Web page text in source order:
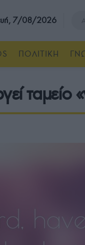
7/08/2026
ΠΟΛΙΤΙΚΗ
ταμείο